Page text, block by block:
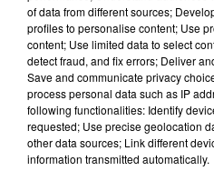
restaurant « le
On poursuit ce
d’articles sur les
dijonnais qui
cette période de
of data from different sources;
profiles to personalise content; Use
content; Use limited data to select
detect fraud, and fix errors; Deliver
Save and communicate privacy
process personal data such as IP
following functionalities: Identify
requested; Use precise geolocation
other data sources; Link different
information transmitted automatically.